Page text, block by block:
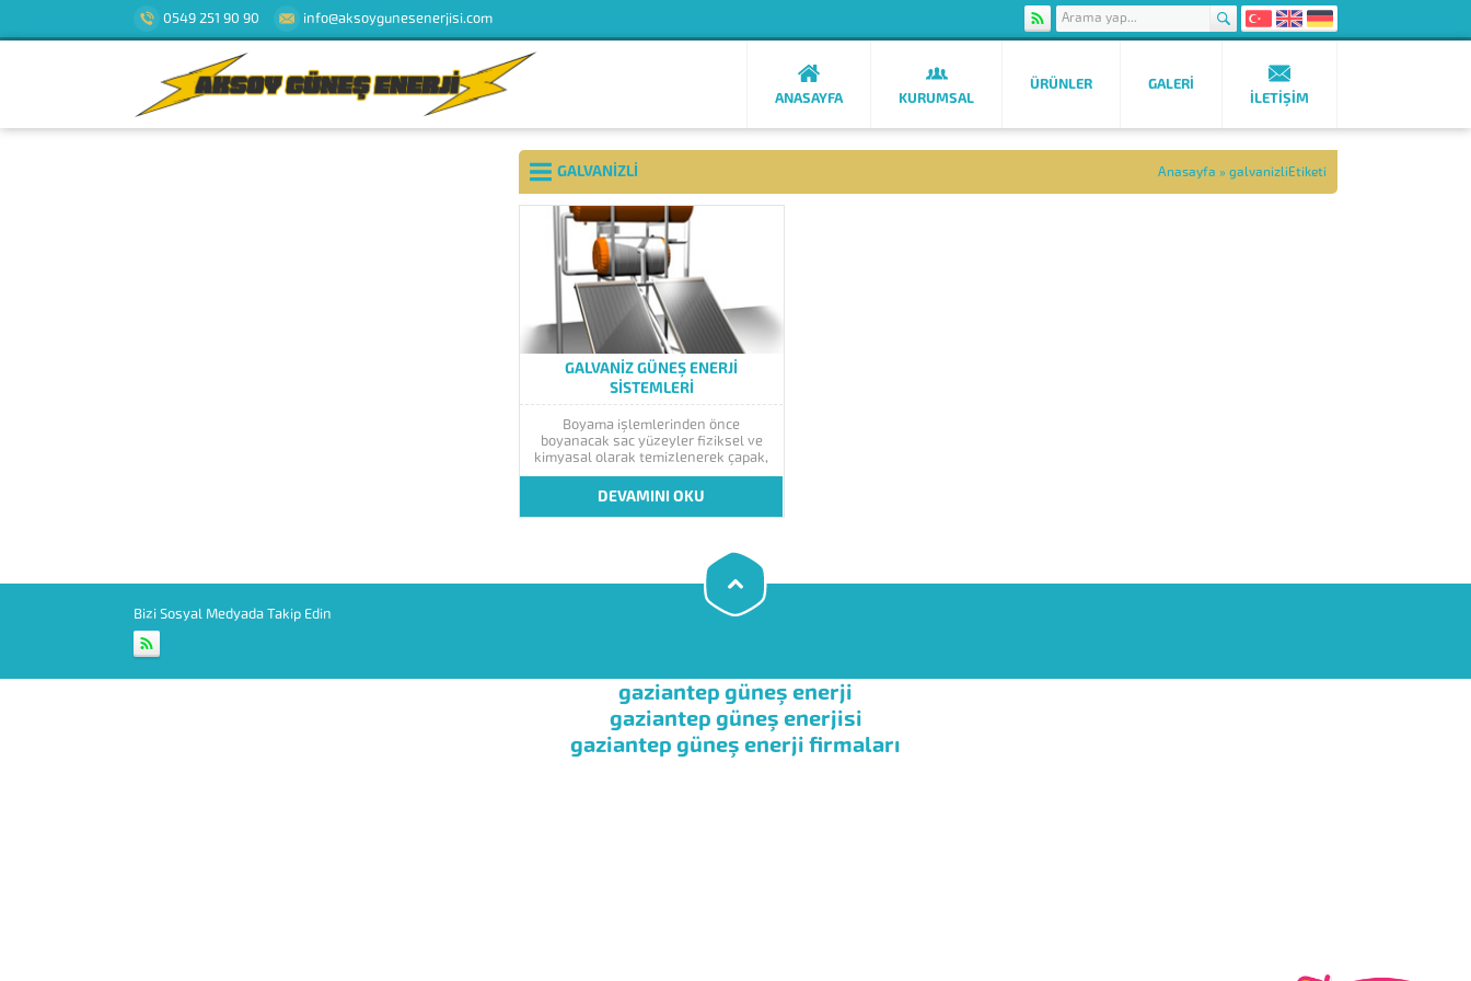
0549 251 90 90 info@aksoygunesenerjisi.com
ANASAYFA KURUMSAL
ÜRÜNLER GALERI
İLETIŞIM
GALVANIZLI Anasayfa » galvanizliEtiketi
GALVANIZ GÜNEŞ ENERJI
SISTEMLERI
Boyama işlemlerinden önce
boyanacak sac yüzeyler fiziksel ve
kimyasal olarak temizlenerek çapak,
yağ ve paslardan arındırılır. Kurutma
işleminden sonra statik toz boya ile
boyanır 175 °C de fırına sokularak 50
u kalınlığında homojen bir koruyucu
DEVAMINI OKU
Bizi Sosyal Medyada Takip Edin
gaziantep güneş enerji
gaziantep güneş enerjisi
gaziantep güneş enerji firmaları